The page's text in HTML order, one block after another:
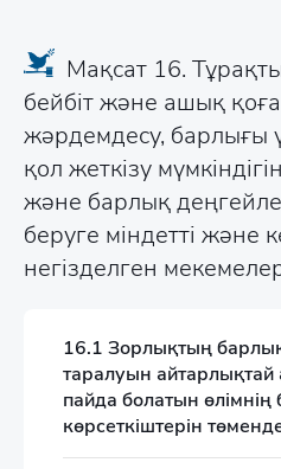
Мақсат 16.
бейбіт және ашық
жәрдемдесу, барлығы
қол жеткізу
және барлық
беруге міндетті және
негізделген
16.1 Зорлықтың
таралуын
пайда болатын өлімнің
көрсеткіштерін